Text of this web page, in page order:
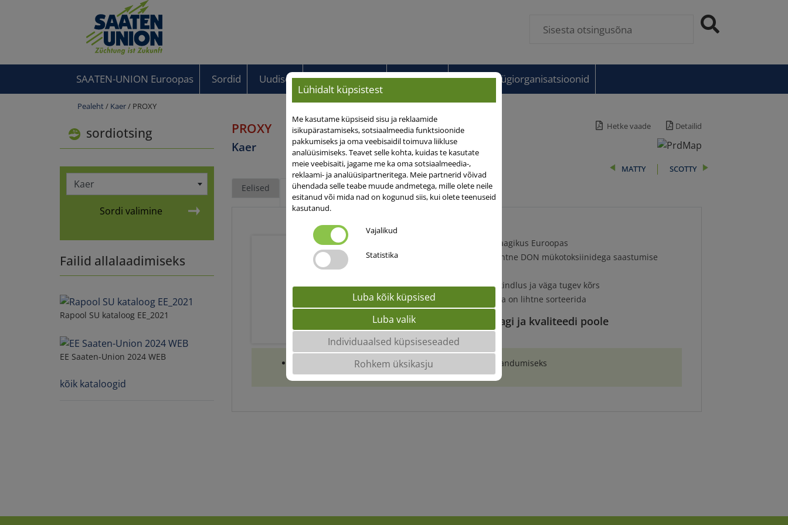
SAATEN-UNION Euroopas Sordid Uudised Allalaadimised Kontaktid Meie müügiorganisatsioonid
Pealeht/ Kaer/ PROXY
sordiotsing
Kaer
Sordi valimine
Failid allalaadimiseks
Rapool SU kataloog EE_2021
EE Saaten-Union 2024 WEB
kõik kataloogid
PROXY
Kaer
Hetke vaade Detailid
SCOTTY
MATTY
Eelised
Üldine
kirjeldus
Kõrge ja stabiilne saagikus Euroopas
Üle keskmise tolerantne DON mükotoksiinidega saastumise
Suurepärane seisukindlus ja väga tugev kõrs
Väga suur tera, mida on lihtne sorteerida
Teejuht kõrgema saagi ja kvaliteedi poole
Soovituslik kasvatada muldadel, kus on suur risk lamandumiseks
Lühidalt küpsistest
Me kasutame küpsiseid sisu ja reklaamide
isikupärastamiseks, sotsiaalmeedia funktsioonide
pakkumiseks ja oma veebisaidil toimuva liikluse
analüüsimiseks. Teavet selle kohta, kuidas te kasutate
meie veebisaiti, jagame me ka oma sotsiaalmeedia-,
reklaami- ja analüüsipartneritega. Meie partnerid võivad
ühendada selle teabe muude andmetega, mille olete neile
esitanud või mida nad on kogunud siis, kui olete teenuseid
kasutanud.
Vajalikud
Statistika
Luba kõik küpsised
Luba valik
Individuaalsed küpsiseseaded
Rohkem üksikasju